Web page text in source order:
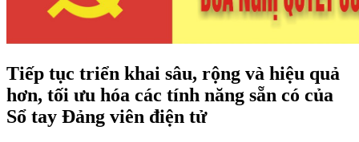
Tiếp tục triển khai sâu, rộng và hiệu quả
hơn, tối ưu hóa các tính năng sẵn có của
Sổ tay Đảng viên điện tử